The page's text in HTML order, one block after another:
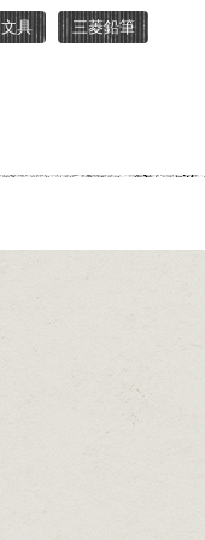
具 三菱鉛筆